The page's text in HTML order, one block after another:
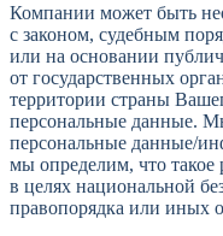
Компании может быть
с законом, судебным
или на основании
от государственных
территории страны
персональные данные.
персональные данные/
мы определим, что такое
в целях национальной
правопорядка или иных